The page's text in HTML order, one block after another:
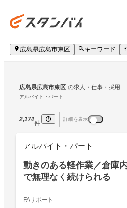
広島県広島市東区 キーワード
広島県広島市東区 の求人・仕事・採用
アルバイト・パート
2,174
件
詳細を表示
アルバイト・パート
動きのある軽作業／倉庫
で無理なく続けられる
FAサポート